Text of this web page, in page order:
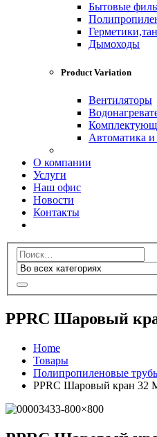
Бытовые
Дымоходы
Product Variation
Вентиляторы
Автоматика
О компании
Услуги
Наш офис
Новости
Контакты
PPRC Шаровый
Home
Товары
Полипропиленовые
PPRC Шаровый кран 32